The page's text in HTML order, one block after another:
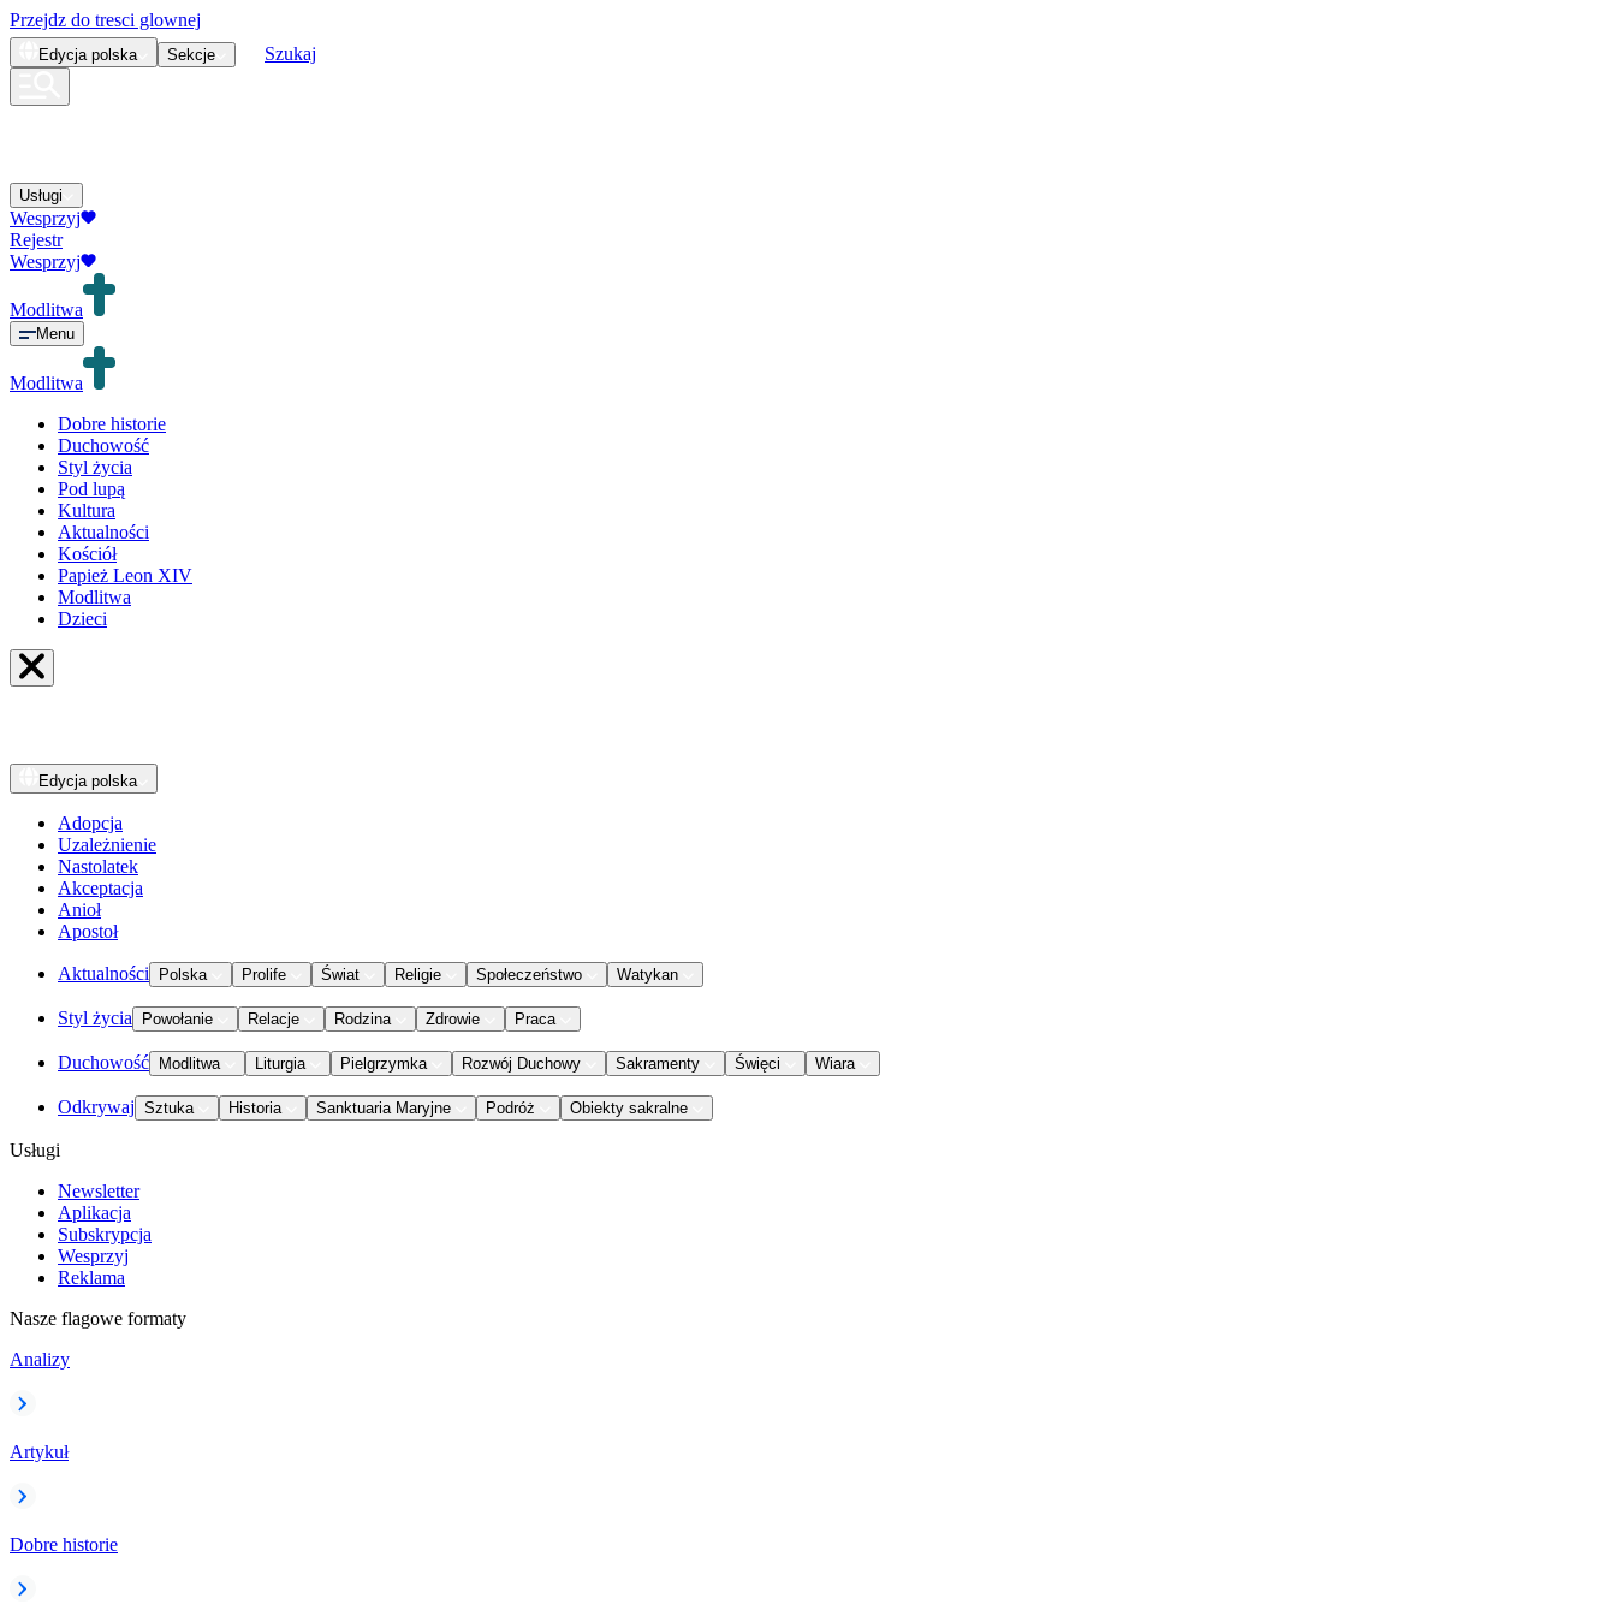
Przejdz do tresci glownej
Edycja polska Sekcje Szukaj
Usługi
Wesprzyj
Rejestr
Wesprzyj
Modlitwa
Menu
Modlitwa
Dobre historie
Duchowość
Styl życia
Pod lupą
Kultura
Aktualności
Kościół
Papież Leon XIV
Modlitwa
Dzieci
Edycja polska
Adopcja
Uzależnienie
Nastolatek
Akceptacja
Anioł
Apostoł
Aktualności Polska Prolife Świat Religie Społeczeństwo Watykan
Styl życia Powołanie Relacje Rodzina Zdrowie Praca
Duchowość Modlitwa Liturgia Pielgrzymka Rozwój Duchowy Sakramenty Święci Wiara
Odkrywaj Sztuka Historia Sanktuaria Maryjne Podróż Obiekty sakralne
Usługi
Newsletter
Aplikacja
Subskrypcja
Wesprzyj
Reklama
Nasze flagowe formaty
Analizy
Artykuł
Dobre historie